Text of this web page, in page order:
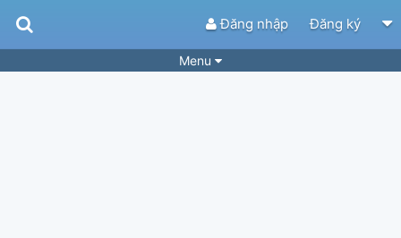
Đăng nhập Đăng ký
Menu